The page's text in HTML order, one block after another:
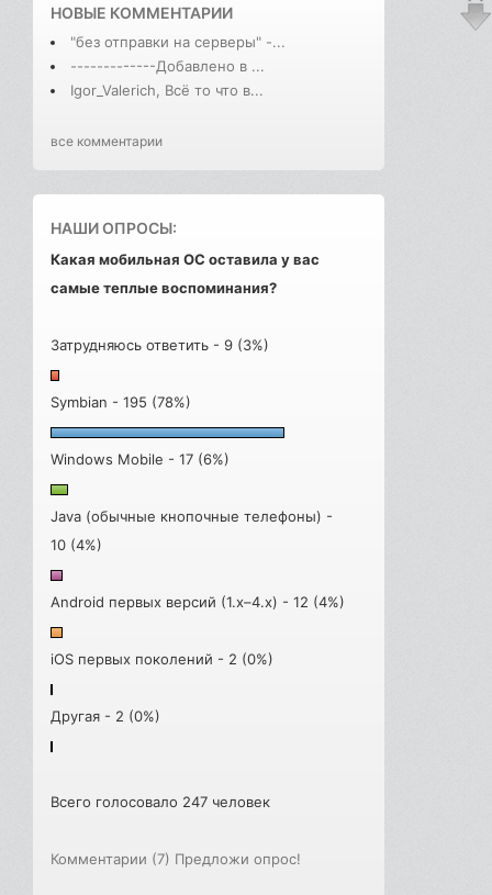
НОВЫЕ КОММЕНТАРИИ
"без отправки на серверы" -...
-------------Добавлено в ...
Igor_Valerich, Всё то что в...
все комментарии
НАШИ ОПРОСЫ:
Какая мобильная ОС оставила у вас
самые теплые воспоминания?
Затрудняюсь ответить - 9 (3%)
Symbian - 195 (78%)
Windows Mobile - 17 (6%)
Java (обычные кнопочные телефоны) -
10 (4%)
Android первых версий (1.x–4.x) - 12 (4%)
iOS первых поколений - 2 (0%)
Другая - 2 (0%)
Всего голосовало 247 человек
Комментарии (7) Предложи опрос!